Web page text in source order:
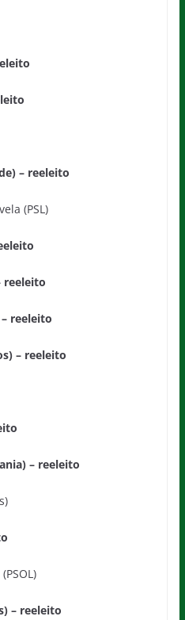
– reeleito
(PSL)
reeleito
reeleito
– reeleito
– reeleito
– reeleito